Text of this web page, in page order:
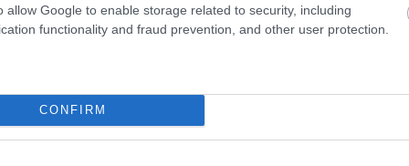
allow Google to enable storage related to security, including
functionality and fraud prevention, and other user protection.
CONFIRM
- 11.9km
Posizione